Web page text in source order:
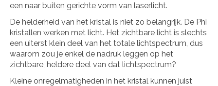
een naar buiten gerichte vorm van laserlicht.
De helderheid van het kristal is niet zo belangrijk. De Phi
kristallen werken met licht. Het zichtbare licht is slechts
een uiterst klein deel van het totale lichtspectrum, dus
waarom zou je enkel de nadruk leggen op het
zichtbare, heldere deel van dat lichtspectrum?
Kleine onregelmatigheden in het kristal kunnen juist